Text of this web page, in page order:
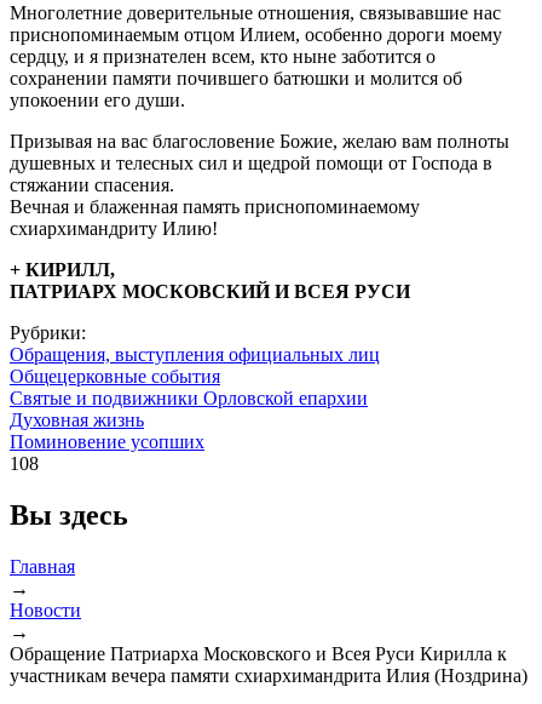
Многолетние доверительные отношения, связывавшие нас
приснопоминаемым отцом Илием, особенно дороги моему
сердцу, и я признателен всем, кто ныне заботится о
сохранении памяти почившего батюшки и молится об
упокоении его души.
Призывая на вас благословение Божие, желаю вам полноты
душевных и телесных сил и щедрой помощи от Господа в
стяжании спасения.
Вечная и блаженная память приснопоминаемому
схиархимандриту Илию!
+ КИРИЛЛ,
ПАТРИАРХ МОСКОВСКИЙ И ВСЕЯ РУСИ
Рубрики:
Обращения, выступления официальных лиц
Общецерковные события
Святые и подвижники Орловской епархии
Духовная жизнь
Поминовение усопших
108
Вы здесь
Главная
→
Новости
→
Обращение Патриарха Московского и Всея Руси Кирилла к
участникам вечера памяти схиархимандрита Илия (Ноздрина)